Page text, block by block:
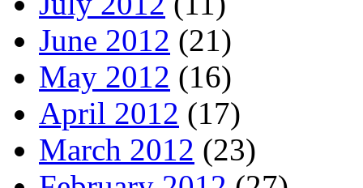
June 2012 (21)
May 2012 (16)
April 2012 (17)
March 2012 (23)